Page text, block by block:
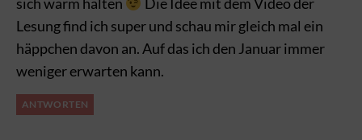
Lesung find ich super und schau mir gleich mal ein
häppchen davon an. Auf das ich den Januar immer
weniger erwarten kann.
ANTWORTEN